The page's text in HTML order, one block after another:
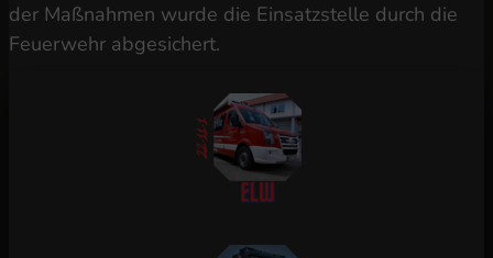
der Maßnahmen wurde die Einsatzstelle durch die
Feuerwehr abgesichert.